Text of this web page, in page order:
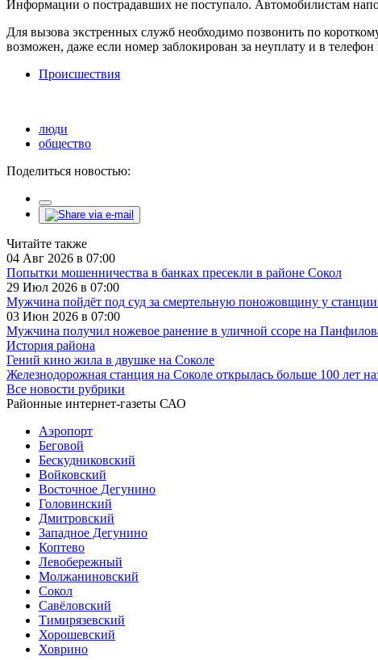
Информации о пострадавших не поступало. Автомобилистам
Для вызова экстренных служб необходимо позвонить по
возможен, даже если номер заблокирован за неуплату и в телефон
Происшествия
люди
общество
Поделиться новостью:
Читайте также
04 Авг 2026 в 07:00
Попытки мошенничества в банках пресекли в районе Сокол
29 Июл 2026 в 07:00
Мужчина пойдёт под суд за смертельную поножовщину у
03 Июн 2026 в 07:00
Мужчина получил ножевое ранение в уличной ссоре на
История района
Гений кино жила в двушке на Соколе
Железнодорожная станция на Соколе открылась больше 100 лет
Все новости рубрики
Районные интернет-газеты САО
Аэропорт
Беговой
Бескудниковский
Войковский
Восточное Дегунино
Головинский
Дмитровский
Западное Дегунино
Коптево
Левобережный
Молжаниновский
Сокол
Савёловский
Тимирязевский
Хорошевский
Ховрино